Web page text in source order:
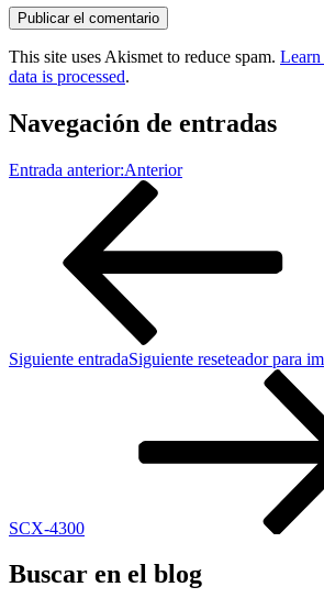
This site uses Akismet to reduce spam.
data is processed.
Navegación de entradas
Entrada anterior:Anterior
Siguiente entradaSiguiente reseteador para
SCX-4300
Buscar en el blog